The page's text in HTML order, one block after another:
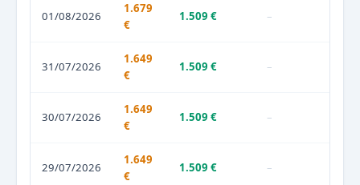
01/08/2026
1.679
€
1.509 € –
31/07/2026
1.649
€
1.509 € –
30/07/2026
1.649
€
1.509 € –
29/07/2026
1.649
€
1.509 € –